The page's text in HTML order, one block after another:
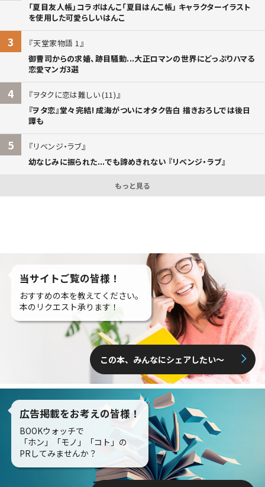
「夏目友人帳」コラボはんこ「夏目はんこ帳」 キャラクターイラスト
を使用した可愛らしいはんこ
3
天堂家物語 1
御曹司からの求婚、跡目騒動...大正ロマンの世界にどっぷりハマる
恋愛マンガ3選
4
ヲタクに恋は難しい (11)
『ヲタ恋』堂々完結! 成海がついにオタク告白 描きおろしでは後日
譚も
5
リベンジ・ラブ
幼なじみに振られた...でも諦めきれない 『リベンジ・ラブ』
もっと見る
当サイトご覧の皆様！
おすすめの本を教えてください。
本のリクエスト承ります！
この本、みんなにシェアしたい〜
広告掲載をお考えの皆様！
BOOKウォッチで
「ホン」「モノ」「コト」の
PRしてみませんか？